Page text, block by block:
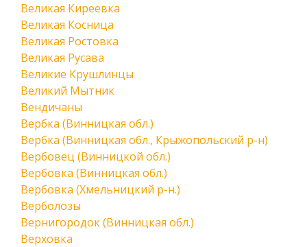
Великая Киреевка
Великая Косница
Великая Ростовка
Великая Русава
Великие Крушлинцы
Великий Мытник
Вендичаны
Вербка (Винницкая обл.)
Вербка (Винницкая обл., Крыжопольский р-н)
Вербовец (Винницкой обл.)
Вербовка (Винницкая обл.)
Вербовка (Хмельницкий р-н.)
Верболозы
Вернигородок (Винницкая обл.)
Верховка